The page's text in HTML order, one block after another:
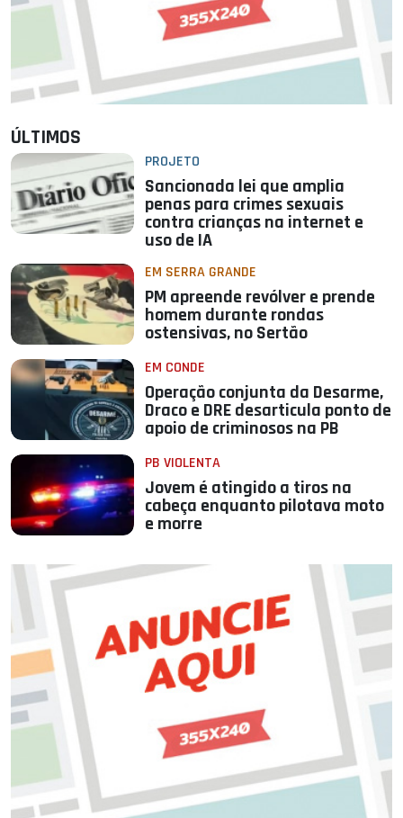
ÚLTIMOS
PROJETO
Sancionada lei que amplia
penas para crimes sexuais
contra crianças na internet e
uso de IA
EM SERRA GRANDE
PM apreende revólver e prende
homem durante rondas
ostensivas, no Sertão
EM CONDE
Operação conjunta da Desarme,
Draco e DRE desarticula ponto de
apoio de criminosos na PB
PB VIOLENTA
Jovem é atingido a tiros na
cabeça enquanto pilotava moto
e morre